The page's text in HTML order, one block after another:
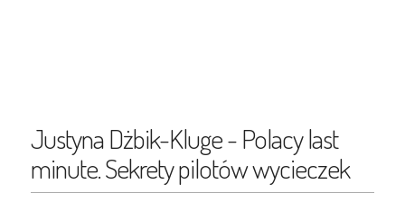
Justyna Dżbik-Kluge - Polacy last
minute. Sekrety pilotów wycieczek